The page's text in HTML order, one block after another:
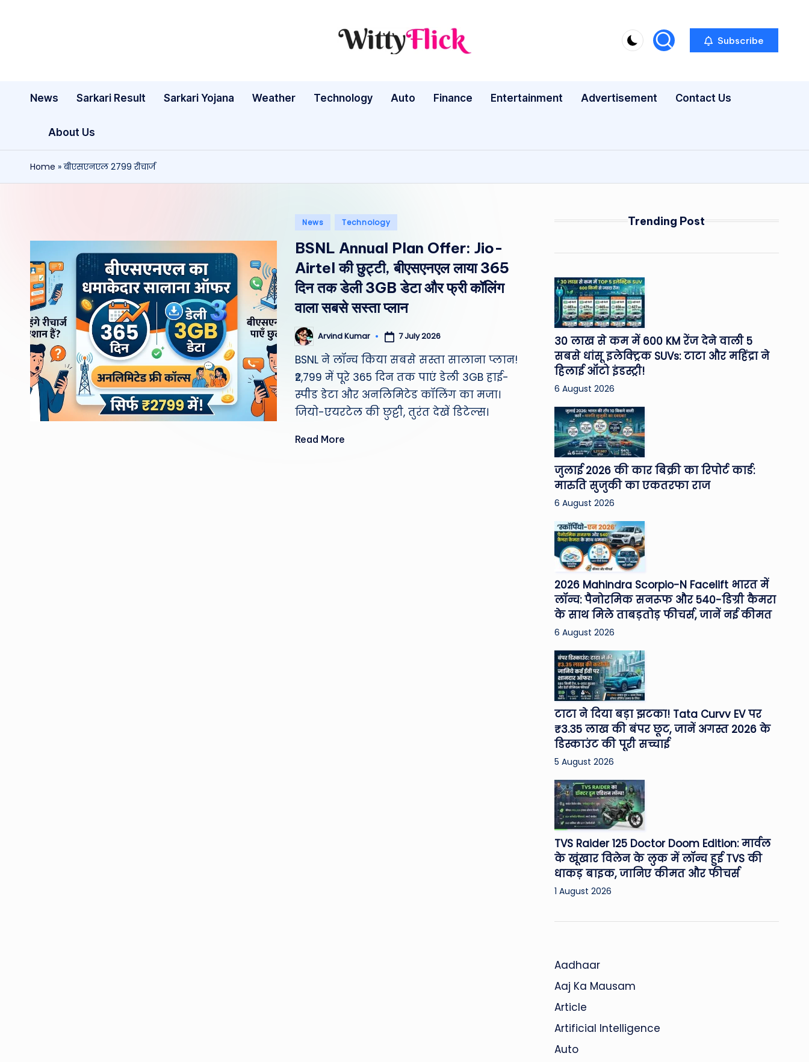
W
ty
ic
k:
te
st
W
e
a
th
er
WittyFlick:
Tech
Subscribe
News Sarkari Result Sarkari Yojana Weather Technology Auto Finance Entertainment Advertisement Contact Us
About Us
Home »बीएसएनएल 2799 रीचार्ज
Posted
News Technology
BSNL Annual Plan Offer: Jio-
Airtel की छुट्टी, बीएसएनएल लाया 365
दिन तक डेली 3GB डेटा और फ्री कॉलिंग
वाला सबसे सस्ता प्लान
Posted
by
Arvind Kumar 7 July 2026
BSNL ने लॉन्च किया सबसे सस्ता सालाना प्लान!
₹2,799 में पूरे 365 दिन तक पाएं डेली 3GB हाई-
स्पीड डेटा और अनलिमिटेड कॉलिंग का मजा।
जियो-एयरटेल की छुट्टी, तुरंत देखें डिटेल्स।
Read More
Trending Post
30 लाख से कम में 600 KM रेंज देने वाली 5
सबसे धांसू इलेक्ट्रिक SUVs: टाटा और महिंद्रा ने
हिलाई ऑटो इंडस्ट्री!
6 August 2026
जुलाई 2026 की कार बिक्री का रिपोर्ट कार्ड:
मारुति सुजुकी का एकतरफा राज
6 August 2026
2026 Mahindra Scorpio-N Facelift भारत में
लॉन्च: पैनोरमिक सनरूफ और 540-डिग्री कैमरा
के साथ मिले ताबड़तोड़ फीचर्स, जानें नई कीमत
6 August 2026
टाटा ने दिया बड़ा झटका! Tata Curvv EV पर
₹3.35 लाख की बंपर छूट, जानें अगस्त 2026 के
डिस्काउंट की पूरी सच्चाई
5 August 2026
TVS Raider 125 Doctor Doom Edition: मार्वल
के खूंखार विलेन के लुक में लॉन्च हुई TVS की
धाकड़ बाइक, जानिए कीमत और फीचर्स
1 August 2026
Aadhaar
Aaj Ka Mausam
Article
Artificial Intelligence
Auto